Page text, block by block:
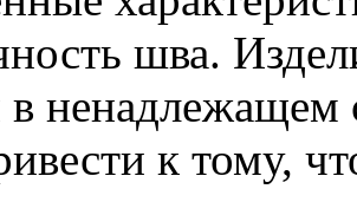
шва.
в ненадлежащем
к тому,